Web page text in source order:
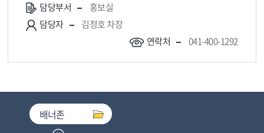
담당부서
홍보실
담당자
김정호 차장
연락처
041-400-1292
배너존